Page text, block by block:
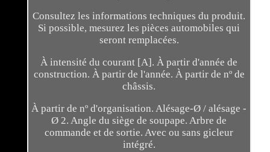
Consultez les informations techniques du produit.
Si possible, mesurez les pièces automobiles qui
seront remplacées.
À intensité du courant [A]. À partir d'année de
construction. À partir de l'année. À partir de nº de
châssis.
À partir de nº d'organisation. Alésage-Ø / alésage -
Ø 2. Angle du siège de soupape. Arbre de
commande et de sortie. Avec ou sans gicleur
intégré.